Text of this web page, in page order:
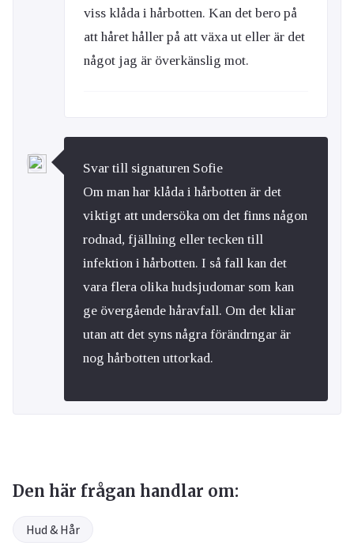
viss klåda i hårbotten. Kan det bero på
att håret håller på att växa ut eller är det
något jag är överkänslig mot.
Svar till signaturen Sofie
Om man har klåda i hårbotten är det
viktigt att undersöka om det finns någon
rodnad, fjällning eller tecken till
infektion i hårbotten. I så fall kan det
vara flera olika hudsjudomar som kan
ge övergående håravfall. Om det kliar
utan att det syns några förändrngar är
nog hårbotten uttorkad.
Den här frågan handlar om:
Hud & Hår